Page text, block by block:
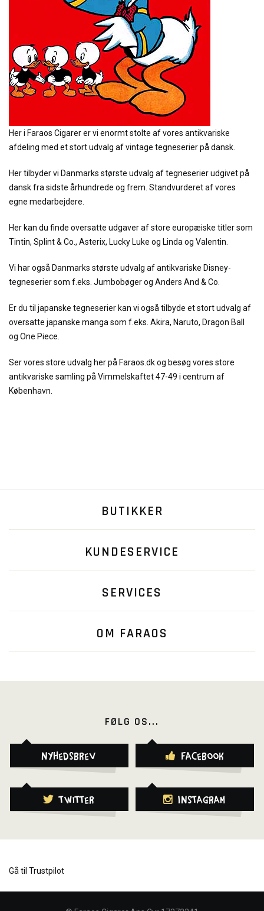
Her i Faraos Cigarer er vi enormt stolte af vores antikvariske
afdeling med et stort udvalg af vintage tegneserier på dansk.
Her tilbyder vi Danmarks største udvalg af tegneserier udgivet på
dansk fra sidste århundrede og frem. Standvurderet af vores
egne medarbejdere.
Her kan du finde oversatte udgaver af store europæiske titler som
Tintin, Splint & Co., Asterix, Lucky Luke og Linda og Valentin.
Vi har også Danmarks største udvalg af antikvariske Disney-
tegneserier som f.eks. Jumbobøger og Anders And & Co.
Er du til japanske tegneserier kan vi også tilbyde et stort udvalg af
oversatte japanske manga som f.eks. Akira, Naruto, Dragon Ball
og One Piece.
Ser vores store udvalg her på Faraos.dk og besøg vores store
antikvariske samling på Vimmelskaftet 47-49 i centrum af
København.
BUTIKKER
KUNDESERVICE
SERVICES
OM FARAOS
FØLG OS...
Nyhedsbrev Facebook
Twitter Instagram
Gå til Trustpilot